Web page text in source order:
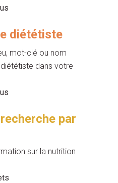
diététiste
mot-clé ou nom
dans votre
par
sur la nutrition